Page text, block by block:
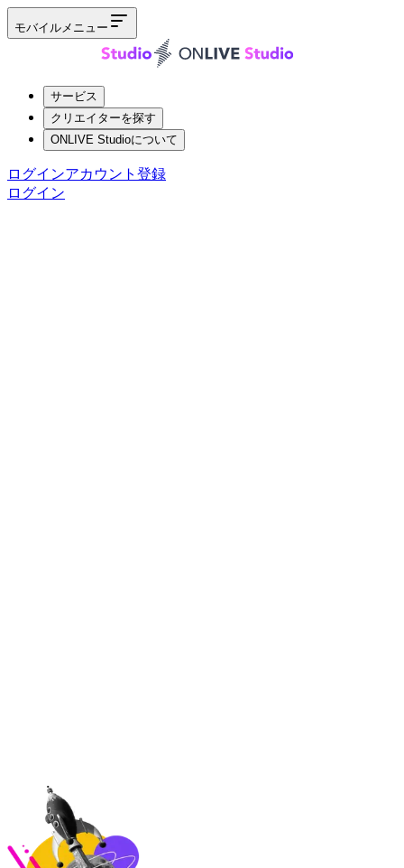
モバイルメニュー
サービス
クリエイターを探す
ONLIVE Studioについて
ログインアカウント登録
ログイン